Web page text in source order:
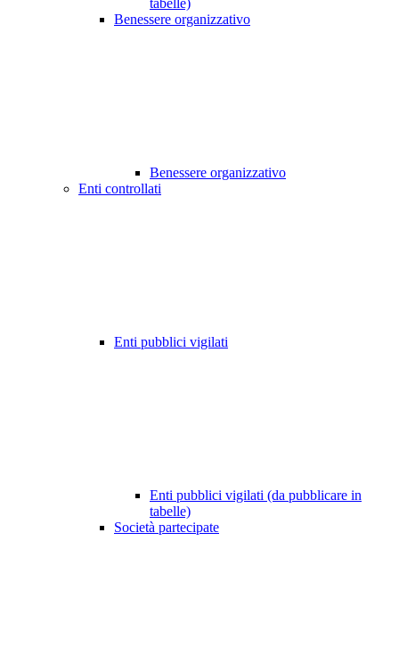
tabelle)
Benessere organizzativo
Benessere organizzativo
Enti controllati
Enti pubblici vigilati
Enti pubblici vigilati (da pubblicare in
tabelle)
Società partecipate